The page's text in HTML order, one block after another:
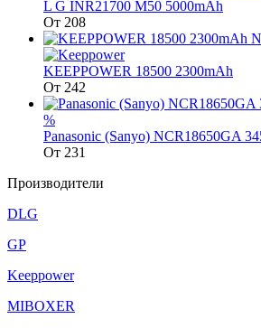
L G INR21700 М50 5000mAh
От 208
KEEPPOWER 18500 2300mAh
От 242
%
Panasonic (Sanyo) NCR18650GA
От 231
Производители
DLG
GP
Keeppower
MIBOXER